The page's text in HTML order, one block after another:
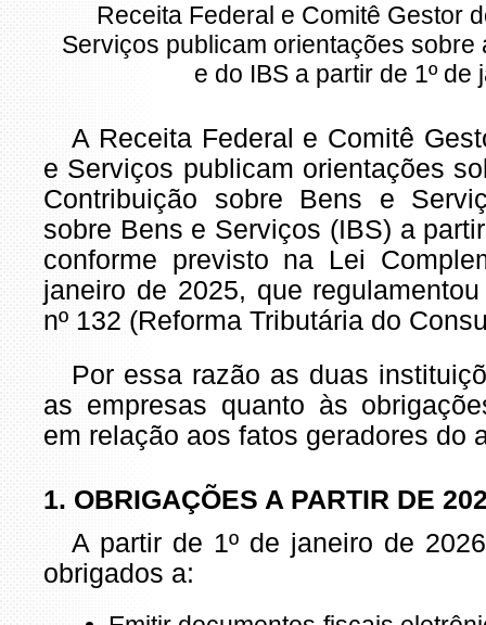
Receita Federal e Comitê Gestor
Serviços publicam orientações sobre
e do IBS a partir de 1º de
A Receita Federal e Comitê
e Serviços publicam orientações
Contribuição sobre Bens e
sobre Bens e Serviços (IBS) a
conforme previsto na Lei
janeiro de 2025, que
nº 132 (Reforma Tributária do
Por essa razão as duas
as empresas quanto às
em relação aos fatos geradores do
1. OBRIGAÇÕES A PARTIR DE
A partir de 1º de janeiro de
obrigados a: